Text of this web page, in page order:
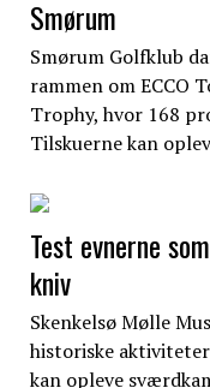
Smørum
Smørum Golfklub
rammen om ECCO
Trophy, hvor 168
Tilskuerne kan
Test evnerne
kniv
Skenkelsø Mølle
historiske aktiviteter
kan opleve